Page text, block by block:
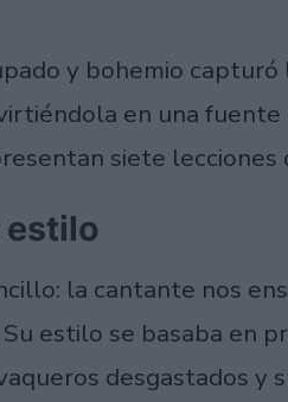
y bohemio
en una
siete lecciones
estilo
la cantante nos
estilo se basaba en
desgastados y